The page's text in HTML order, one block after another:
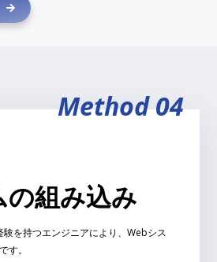
Method 04
の組み込み
験を持つエンジニアにより、Webシス
す。